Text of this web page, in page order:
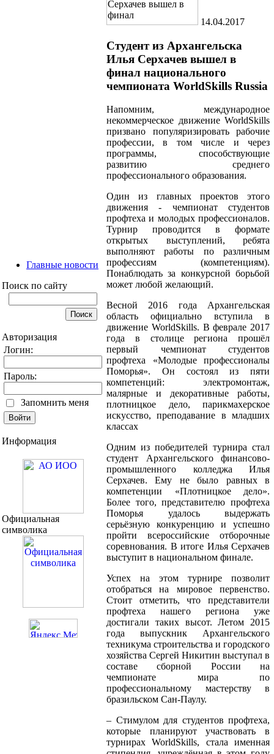
Главные новости
Поиск по сайту
Авторизация
Логин:
Пароль:
Запомнить меня
Информация
Официальная
символика
14.04.2017
Cтудент из Архангельска
Илья Серхачев вышел в
финал национального
чемпионата WorldSkills Russia
Напомним, международное
некоммерческое движение WorldSkills
призвано популяризировать рабочие
профессии, в том числе и через
программы, способствующие
развитию среднего
профессионального образования.
Один из главных проектов этого
движения - чемпионат студентов
профтеха и молодых профессионалов.
Турнир проводится в формате
открытых выступлений, ребята
выполняют работы по различным
профессиям (компетенциям).
Понаблюдать за конкурсной борьбой
может любой желающий.
Весной 2016 года Архангельская
область официально вступила в
движение WorldSkills. В феврале 2017
года в столице региона прошёл
первый чемпионат студентов
профтеха «Молодые профессионалы
Поморья». Он состоял из пяти
компетенций: электромонтаж,
малярные и декоративные работы,
плотницкое дело, парикмахерское
искусство, преподавание в младших
классах
Одним из победителей турнира стал
студент Архангельского финансово-
промышленного колледжа Илья
Серхачев. Ему не было равных в
компетенции «Плотницкое дело».
Более того, представителю профтеха
Поморья удалось выдержать
серьёзную конкуренцию и успешно
пройти всероссийские отборочные
соревнования. В итоге Илья Серхачев
выступит в национальном финале.
Успех на этом турнире позволит
отобраться на мировое первенство.
Стоит отметить, что представители
профтеха нашего региона уже
достигали таких высот. Летом 2015
года выпускник Архангельского
техникума строительства и городского
хозяйства Сергей Никитин выступал в
составе сборной России на
чемпионате мира по
профессиональному мастерству в
бразильском Сан-Паулу.
– Стимулом для студентов профтеха,
которые планируют участвовать в
турнирах WorldSkills, стала именная